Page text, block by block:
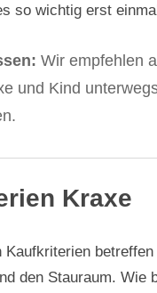
so wichtig erst
Wir empfehlen
und Kind
Kraxe
Kaufkriterien
den Stauraum. Wie